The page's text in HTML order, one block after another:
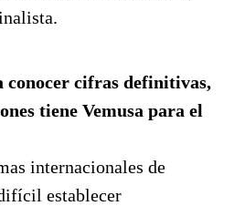
conocer cifras definitivas,
tiene Vemusa para el
internacionales de
establecer